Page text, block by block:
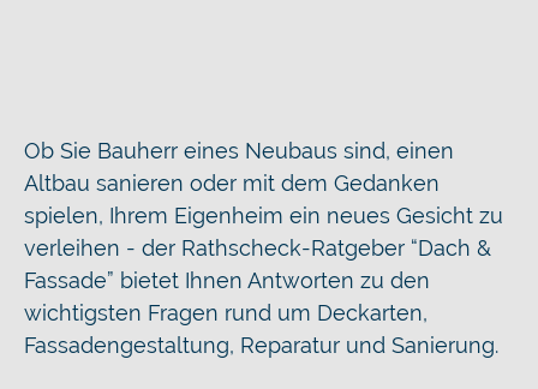
Ob Sie Bauherr eines Neubaus sind, einen
Altbau sanieren oder mit dem Gedanken
spielen, Ihrem Eigenheim ein neues Gesicht zu
verleihen - der Rathscheck-Ratgeber “Dach &
Fassade” bietet Ihnen Antworten zu den
wichtigsten Fragen rund um Deckarten,
Fassadengestaltung, Reparatur und Sanierung.